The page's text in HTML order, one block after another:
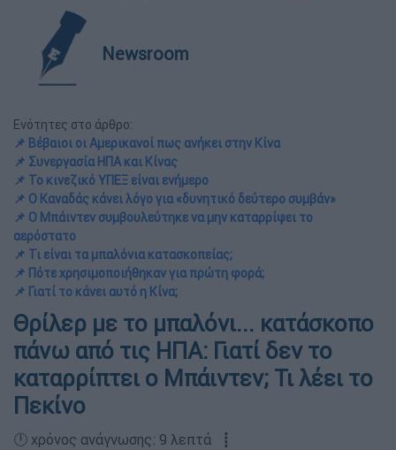
Newsroom
Ενότητες στο άρθρο:
📌 Βέβαιοι οι Αμερικανοί πως ανήκει στην Κίνα
📌 Συνεργασία ΗΠΑ και Κίνας
📌 Το κινεζικό ΥΠΕΞ είναι ενήμερο
📌 Ο Καναδάς κάνει λόγο για «δυνητικό δεύτερο συμβάν»
📌 Ο Μπάιντεν συμβουλεύτηκε να μην καταρρίψει το
αερόστατο
📌 Τι είναι τα μπαλόνια κατασκοπείας;
📌 Πότε χρησιμοποιήθηκαν για πρώτη φορά;
📌 Γιατί το κάνει αυτό η Κίνα;
Θρίλερ με το μπαλόνι... κατάσκοπο
πάνω από τις ΗΠΑ: Γιατί δεν το
καταρρίπτει ο Μπάιντεν; Τι λέει το
Πεκίνο
🕛 χρόνος ανάγνωσης: 9 λεπτά ┋